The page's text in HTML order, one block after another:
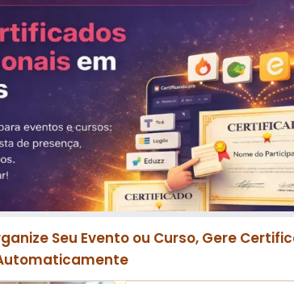
Seu Evento ou Curso, Gere